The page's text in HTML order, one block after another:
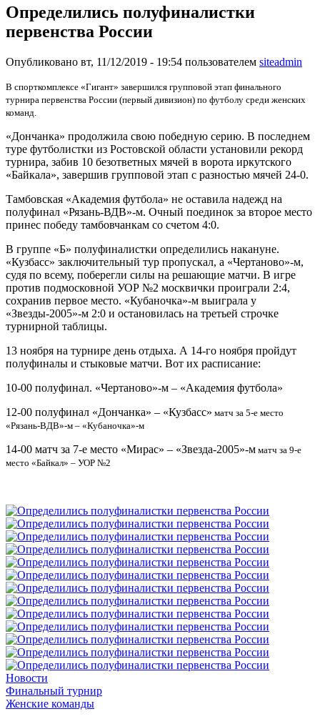
Определились полуфиналистки
первенства России
Опубликовано вт, 11/12/2019 - 19:54 пользователем siteadmin
В спорткомплексе «Гигант» завершился групповой этап финального
турнира первенства России (первый дивизион) по футболу среди женских
команд.
«Дончанка» продолжила свою победную серию. В последнем
туре футболистки из Ростовской области установили рекорд
турнира, забив 10 безответных мячей в ворота иркутского
«Байкала», завершив групповой этап с разностью мячей 24-0.
Тамбовская «Академия футбола» не оставила надежд на
полуфинал «Рязань-ВДВ»-м. Очный поединок за второе место
принес победу тамбовчанкам со счетом 4:0.
В группе «Б» полуфиналистки определились накануне.
«Кузбасс» заключительный тур пропускал, а «Чертаново»-м,
судя по всему, поберегли силы на решающие матчи. В игре
против подмосковной УОР №2 москвички проиграли 2:4,
сохранив первое место. «Кубаночка»-м выиграла у
«Звезды-2005»-м 2:0 и остановилась на третьей строчке
турнирной таблицы.
13 ноября на турнире день отдыха. А 14-го ноября пройдут
полуфиналы и стыковые матчи. Вот их расписание:
10-00 полуфинал. «Чертаново»-м – «Академия футбола»
12-00 полуфинал «Дончанка» – «Кузбасс» матч за 5-е место
«Рязань-ВДВ»-м – «Кубаночка»-м
14-00 матч за 7-е место «Мирас» – «Звезда-2005»-м матч за 9-е
место «Байкал» – УОР №2
Новости
Финальный турнир
Женские команды